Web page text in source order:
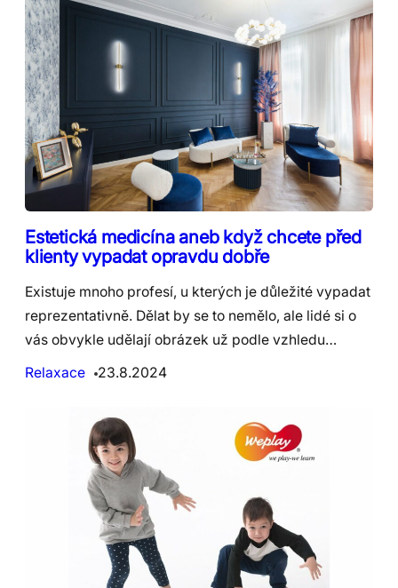
Estetická medicína aneb když chcete před
klienty vypadat opravdu dobře
Existuje mnoho profesí, u kterých je důležité vypadat
reprezentativně. Dělat by se to nemělo, ale lidé si o
vás obvykle udělají obrázek už podle vzhledu…
Relaxace
23.8.2024